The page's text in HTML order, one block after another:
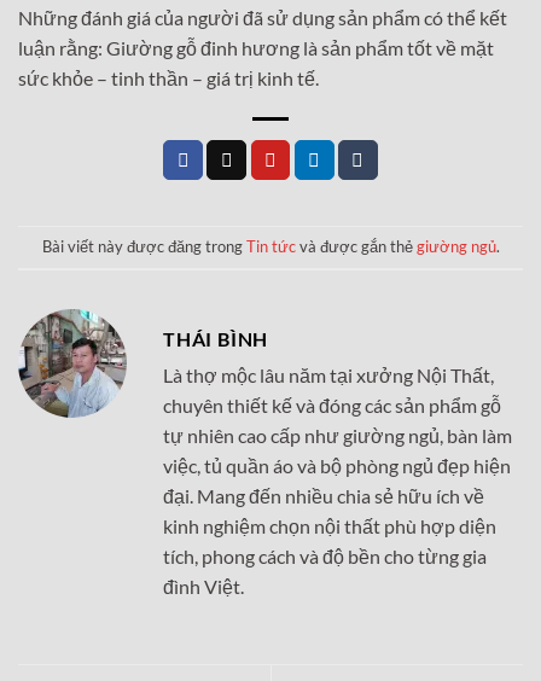
Những đánh giá của người đã sử dụng sản phẩm có thể kết
luận rằng: Giường gỗ đinh hương là sản phẩm tốt về mặt
sức khỏe – tinh thần – giá trị kinh tế.
Bài viết này được đăng trongTin tứcvà được gắn thẻgiường ngủ.
THÁI BÌNH
Là thợ mộc lâu năm tại xưởng Nội Thất,
chuyên thiết kế và đóng các sản phẩm gỗ
tự nhiên cao cấp như giường ngủ, bàn làm
việc, tủ quần áo và bộ phòng ngủ đẹp hiện
đại. Mang đến nhiều chia sẻ hữu ích về
kinh nghiệm chọn nội thất phù hợp diện
tích, phong cách và độ bền cho từng gia
đình Việt.